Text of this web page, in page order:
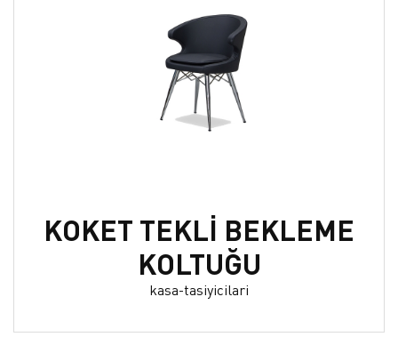
KOKET TEKLİ BEKLEME
KOLTUĞU
kasa-tasiyicilari